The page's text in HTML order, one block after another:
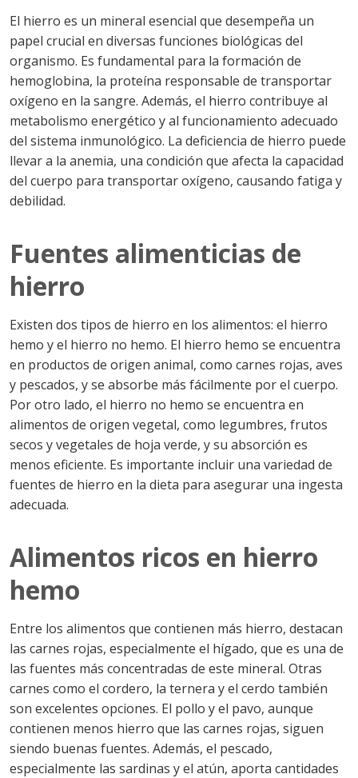
El hierro es un mineral esencial que desempeña un
papel crucial en diversas funciones biológicas del
organismo. Es fundamental para la formación de
hemoglobina, la proteína responsable de transportar
oxígeno en la sangre. Además, el hierro contribuye al
metabolismo energético y al funcionamiento adecuado
del sistema inmunológico. La deficiencia de hierro puede
llevar a la anemia, una condición que afecta la capacidad
del cuerpo para transportar oxígeno, causando fatiga y
debilidad.
Fuentes alimenticias de
hierro
Existen dos tipos de hierro en los alimentos: el hierro
hemo y el hierro no hemo. El hierro hemo se encuentra
en productos de origen animal, como carnes rojas, aves
y pescados, y se absorbe más fácilmente por el cuerpo.
Por otro lado, el hierro no hemo se encuentra en
alimentos de origen vegetal, como legumbres, frutos
secos y vegetales de hoja verde, y su absorción es
menos eficiente. Es importante incluir una variedad de
fuentes de hierro en la dieta para asegurar una ingesta
adecuada.
Alimentos ricos en hierro
hemo
Entre los alimentos que contienen más hierro, destacan
las carnes rojas, especialmente el hígado, que es una de
las fuentes más concentradas de este mineral. Otras
carnes como el cordero, la ternera y el cerdo también
son excelentes opciones. El pollo y el pavo, aunque
contienen menos hierro que las carnes rojas, siguen
siendo buenas fuentes. Además, el pescado,
especialmente las sardinas y el atún, aporta cantidades